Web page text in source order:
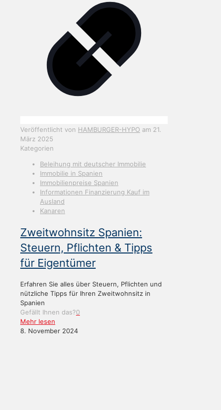
Veröffentlicht von HAMBURGER-HYPO am 21.
März 2025
Kategorien
Beleihung mit deutscher Immobilie
Immobilie in Spanien
Immobilienpreise Spanien
Informationen Finanzierung Kauf im
Ausland
Kanaren
Zweitwohnsitz Spanien:
Steuern, Pflichten & Tipps
für Eigentümer
Erfahren Sie alles über Steuern, Pflichten und
nützliche Tipps für Ihren Zweitwohnsitz in
Spanien
Gefällt Ihnen das?0
Mehr lesen
8. November 2024